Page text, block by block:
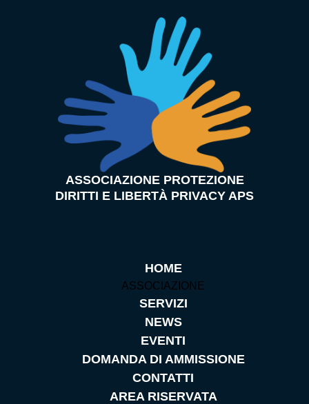
ASSOCIAZIONE PROTEZIONE
DIRITTI E LIBERTÀ PRIVACY APS
HOME
ASSOCIAZIONE
SERVIZI
NEWS
EVENTI
DOMANDA DI AMMISSIONE
CONTATTI
AREA RISERVATA